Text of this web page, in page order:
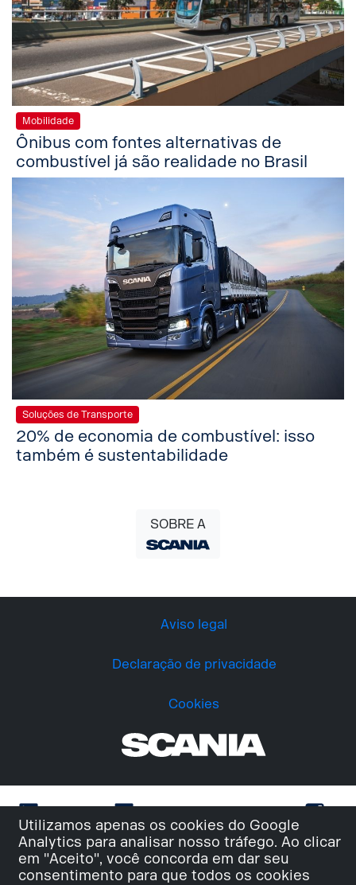
Utilizamos apenas os cookies do Google
Analytics para analisar nosso tráfego. Ao clicar
em "Aceito", você concorda em dar seu
consentimento para que todos os cookies
Mobilidade
Ônibus com fontes alternativas de
combustível já são realidade no Brasil
Soluções de Transporte
20% de economia de combustível: isso
também é sustentabilidade
SOBRE A
Aviso legal
Declaração de privacidade
Cookies